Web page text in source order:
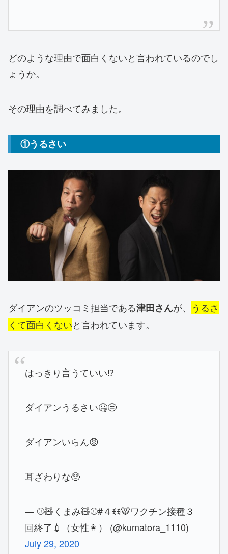
どのような理由で面白くないと言われているのでし
ょうか。
その理由を調べてみました。
①うるさい
ダイアンのツッコミ担当である津田さんが、
うるさ
くて面白くないと言われています。
はっきり言うていい⁉️
ダイアンうるさい🤐😑
ダイアンいらん😡
耳ざわりな🥺
— ⚾🧸くまみ🧸⚾️#４ꉂꉂ🐯ワクチン接種３
回終了💉（女性👩） (@kumatora_1110)
July 29, 2020